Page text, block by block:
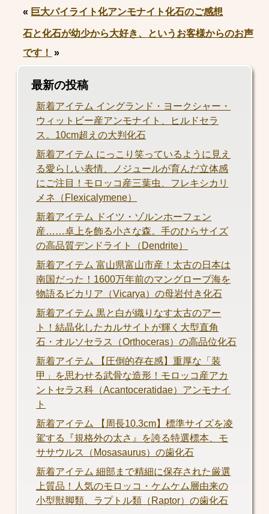
« 巨大パイライト化アンモナイト化石のご感想
石と化石が幼少から大好き、というお客様からのお声
です！ »
最新の投稿
新着アイテム イングランド・ヨークシャー・
ウィットビー産アンモナイト、ヒルドセラ
ス。10cm超えの大判化石
新着アイテム にっこり笑っているように見え
る愛らしい表情、ノジュールが育んだ立体感
にご注目！モロッコ産三葉虫、フレキシカリ
メネ（Flexicalymene）
新着アイテム ドイツ・ゾルンホーフェン
産……卓上を飾る小さな森。手のひらサイズ
の高品質デンドライト（Dendrite）
新着アイテム 富山県富山市産！太古の日本は
南国だった！1600万年前のマングローブ海を
物語るビカリア（Vicarya）の母岩付き化石
新着アイテム 黒と白が織りなす太古のアー
ト！結晶化したカルサイトが輝く大型直角
石・オルソセラス（Orthoceras）の高品位化石
新着アイテム 【圧倒的存在感】重厚な「装
甲」を思わせる武骨な造形！モロッコ産アカ
ントセラス科（Acantoceratidae）アンモナイ
ト
新着アイテム 【周長10.3cm】標準サイズを凌
駕する『規格外の太さ』を誇る特選標本、モ
ササウルス（Mosasaurus）の歯化石
新着アイテム 細部まで精細に保存された厳選
上質品！人気のモロッコ・ケムケム層由来の
小型獣脚類、ラプトル類（Raptor）の歯化石